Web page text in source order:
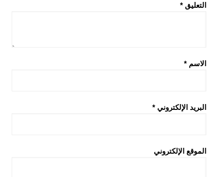
التعليق *
الاسم *
البريد الإلكتروني *
الموقع الإلكتروني